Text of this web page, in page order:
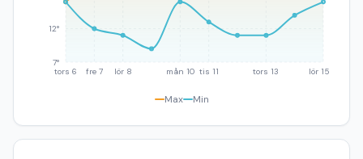
tors 6 fre 7 lör 8 mån 10 tis 11 tors 13 lör 15
7°
12°
Max Min